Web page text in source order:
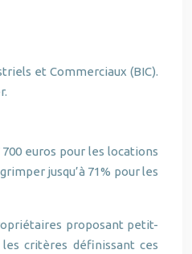
et Commerciaux (BIC).
euros pour les locations
jusqu’à 71% pour les
proposant petit-
critères définissant ces